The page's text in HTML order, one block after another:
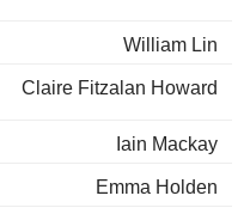
William Lin
Claire Fitzalan Howard
Iain Mackay
Emma Holden